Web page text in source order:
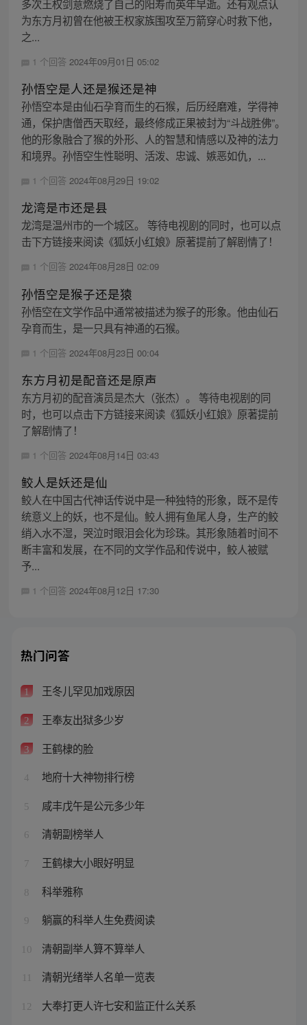
多次王权剑意燃烧了自己的阳寿而英年早逝。还有观点认
为东方月初曾在他被王权家族围攻至万箭穿心时救下他，
之...
1 个回答 2024年09月01日 05:02
孙悟空是人还是猴还是神
孙悟空本是由仙石孕育而生的石猴，后历经磨难，学得神
通，保护唐僧西天取经，最终修成正果被封为“斗战胜佛”。
他的形象融合了猴的外形、人的智慧和情感以及神的法力
和境界。孙悟空生性聪明、活泼、忠诚、嫉恶如仇，...
1 个回答 2024年08月29日 19:02
龙湾是市还是县
龙湾是温州市的一个城区。 等待电视剧的同时，也可以点
击下方链接来阅读《狐妖小红娘》原著提前了解剧情了！
1 个回答 2024年08月28日 02:09
孙悟空是猴子还是猿
孙悟空在文学作品中通常被描述为猴子的形象。他由仙石
孕育而生，是一只具有神通的石猴。
1 个回答 2024年08月23日 00:04
东方月初是配音还是原声
东方月初的配音演员是杰大（张杰）。 等待电视剧的同
时，也可以点击下方链接来阅读《狐妖小红娘》原著提前
了解剧情了！
1 个回答 2024年08月14日 03:43
鲛人是妖还是仙
鲛人在中国古代神话传说中是一种独特的形象，既不是传
统意义上的妖，也不是仙。鲛人拥有鱼尾人身，生产的鲛
绡入水不湿，哭泣时眼泪会化为珍珠。其形象随着时间不
断丰富和发展，在不同的文学作品和传说中，鲛人被赋
予...
1 个回答 2024年08月12日 17:30
热门问答
1 王冬儿罕见加戏原因
2 王奉友出狱多少岁
3 王鹤棣的脸
4 地府十大神物排行榜
5 咸丰戊午是公元多少年
6 清朝副榜举人
7 王鹤棣大小眼好明显
8 科举雅称
9 躺赢的科举人生免费阅读
10 清朝副举人算不算举人
清朝光绪举人名单一览表
12 大奉打更人许七安和监正什么关系